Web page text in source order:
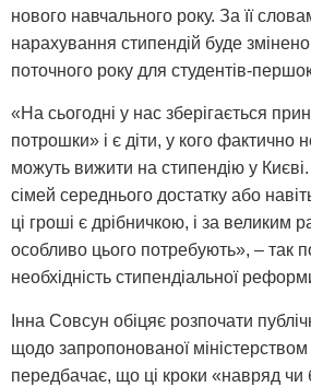
нового навчального року. За її
нарахування стипендій буде
поточного року для студентів-
«На сьогодні у нас зберігається
потрошки» і є діти, у кого фактично
можуть вижити на стипендію у
сімей середнього достатку або
ці гроші є дрібничкою, і за великим
особливо цього потребують», – так
необхідність стипендіальної
Інна Совсун обіцяє розпочати
щодо запропонованої
передбачає, що ці кроки «навряд чи